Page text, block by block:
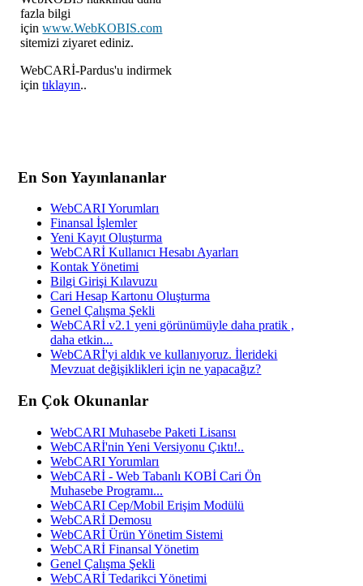
fazla bilgi
içinwww.WebKOBIS.com
sitemizi ziyaret ediniz.
WebCARİ-Pardus'u indirmek
içintıklayın..
En Son Yayınlananlar
WebCARI Yorumları
Finansal İşlemler
Yeni Kayıt Oluşturma
WebCARİ Kullanıcı Hesabı Ayarları
Kontak Yönetimi
Bilgi Girişi Kılavuzu
Cari Hesap Kartonu Oluşturma
Genel Çalışma Şekli
WebCARİ v2.1 yeni görünümüyle daha pratik ,
daha etkin...
WebCARİ'yi aldık ve kullanıyoruz. İlerideki
Mevzuat değişiklikleri için ne yapacağız?
En Çok Okunanlar
WebCARI Muhasebe Paketi Lisansı
WebCARİ'nin Yeni Versiyonu Çıktı!..
WebCARI Yorumları
WebCARİ - Web Tabanlı KOBİ Cari Ön
Muhasebe Programı...
WebCARI Cep/Mobil Erişim Modülü
WebCARİ Demosu
WebCARİ Ürün Yönetim Sistemi
WebCARİ Finansal Yönetim
Genel Çalışma Şekli
WebCARİ Tedarikci Yönetimi